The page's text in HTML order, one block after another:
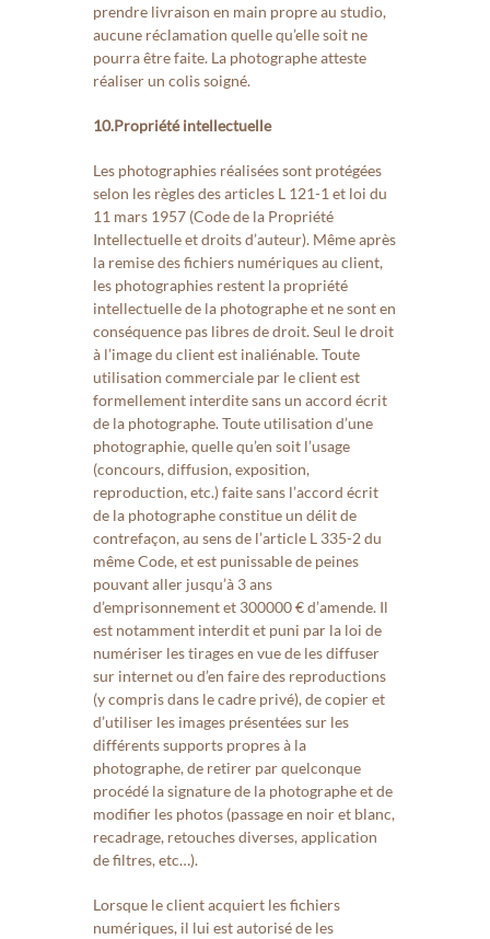
prendre livraison en main propre au studio,
aucune réclamation quelle qu’elle soit ne
pourra être faite. La photographe atteste
réaliser un colis soigné.
10.Propriété intellectuelle
Les photographies réalisées sont protégées
selon les règles des articles L 121-1 et loi du
11 mars 1957 (Code de la Propriété
Intellectuelle et droits d’auteur). Même après
la remise des fichiers numériques au client,
les photographies restent la propriété
intellectuelle de la photographe et ne sont en
conséquence pas libres de droit. Seul le droit
à l’image du client est inaliénable. Toute
utilisation commerciale par le client est
formellement interdite sans un accord écrit
de la photographe. Toute utilisation d’une
photographie, quelle qu’en soit l’usage
(concours, diffusion, exposition,
reproduction, etc.) faite sans l’accord écrit
de la photographe constitue un délit de
contrefaçon, au sens de l’article L 335-2 du
même Code, et est punissable de peines
pouvant aller jusqu’à 3 ans
d’emprisonnement et 300000 € d’amende. Il
est notamment interdit et puni par la loi de
numériser les tirages en vue de les diffuser
sur internet ou d’en faire des reproductions
(y compris dans le cadre privé), de copier et
d’utiliser les images présentées sur les
différents supports propres à la
photographe, de retirer par quelconque
procédé la signature de la photographe et de
modifier les photos (passage en noir et blanc,
recadrage, retouches diverses, application
de filtres, etc…).
Lorsque le client acquiert les fichiers
numériques, il lui est autorisé de les